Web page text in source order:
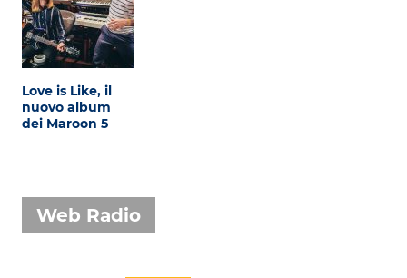
Love is Like, il
nuovo album
dei Maroon 5
Web Radio